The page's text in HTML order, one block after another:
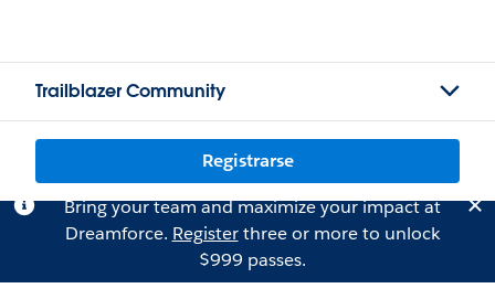
Trailblazer Community
Registrarse
Bring your team and maximize your impact at
Dreamforce. Registerthree or more to unlock
$999 passes.